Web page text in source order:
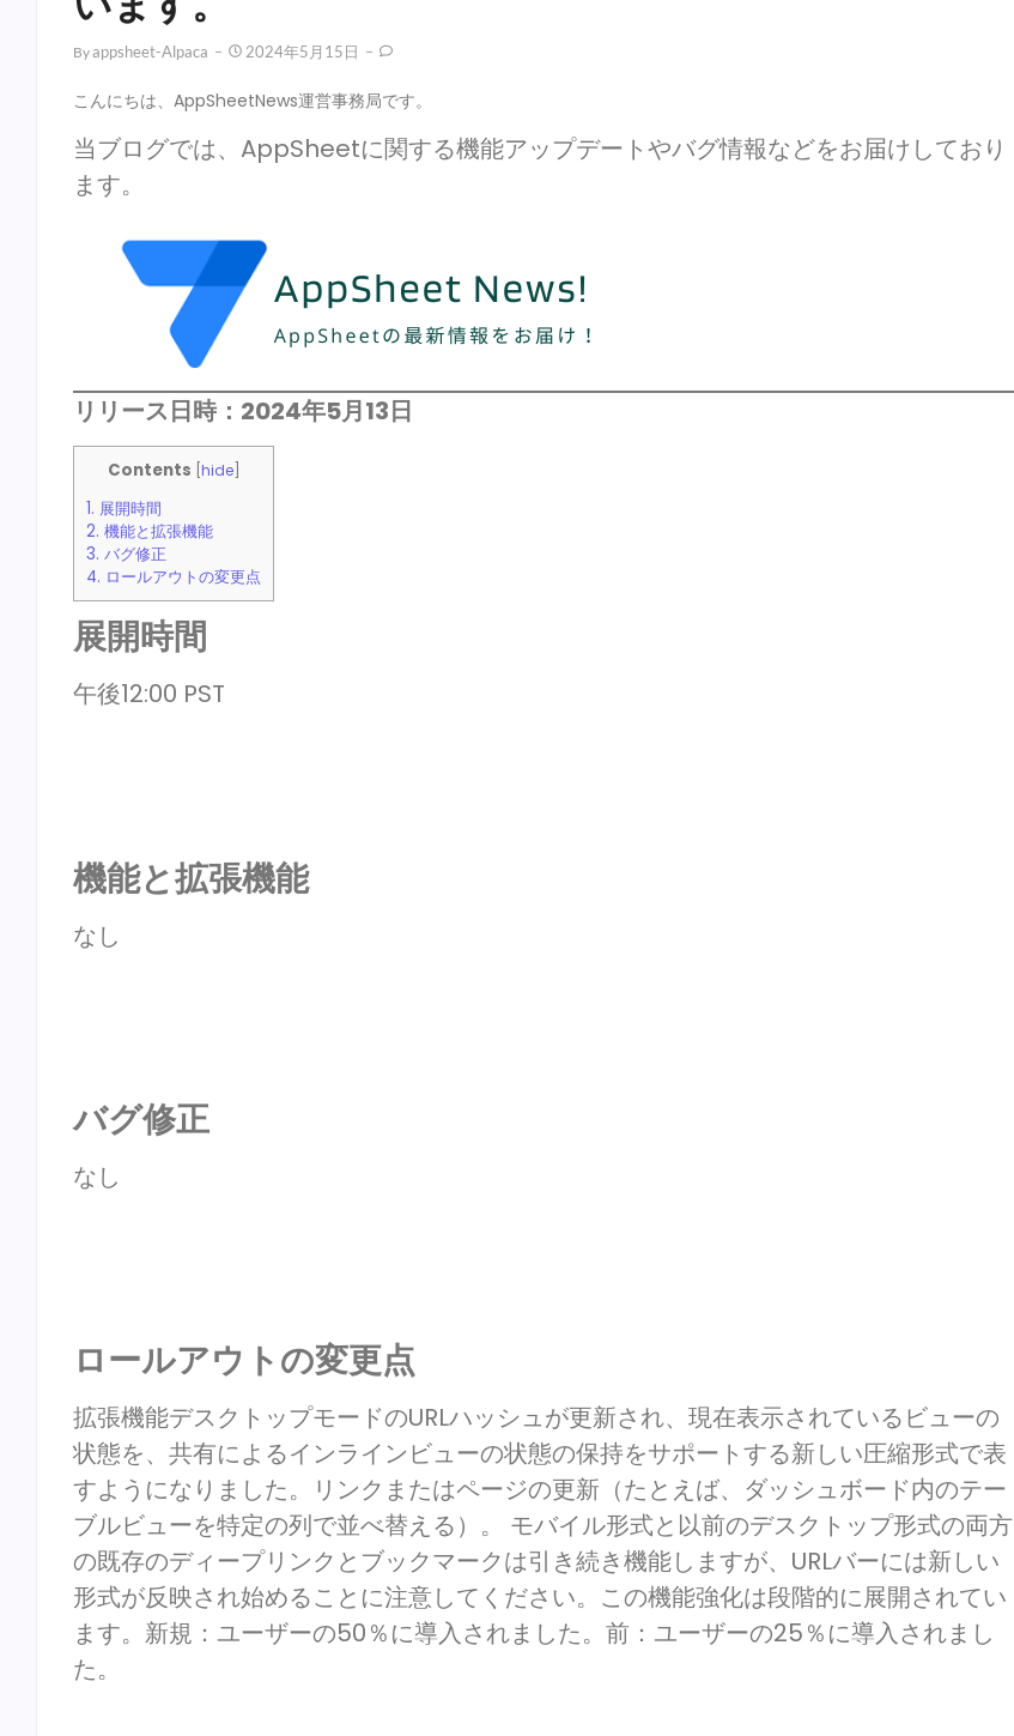
ByAppsheet-Alpaca 2024年5月15日
こんにちは、AppSheetNews運営事務局です。
当ブログでは、AppSheetに関する機能アップデートやバグ情報などをお届けしており
ます。
リリース日時：2024年5月13日
Contents hide]
1. 展開時間
2. 機能と拡張機能
3. バグ修正
4. ロールアウトの変更点
展開時間
午後12:00 PST
機能と拡張機能
なし
バグ修正
なし
ロールアウトの変更点
拡張機能デスクトップモードのURLハッシュが更新され、現在表示されているビューの
状態を、共有によるインラインビューの状態の保持をサポートする新しい圧縮形式で表
すようになりました。リンクまたはページの更新（たとえば、ダッシュボード内のテー
ブルビューを特定の列で並べ替える）。 モバイル形式と以前のデスクトップ形式の両方
の既存のディープリンクとブックマークは引き続き機能しますが、URLバーには新しい
形式が反映され始めることに注意してください。この機能強化は段階的に展開されてい
ます。新規：ユーザーの50％に導入されました。前：ユーザーの25％に導入されまし
た。